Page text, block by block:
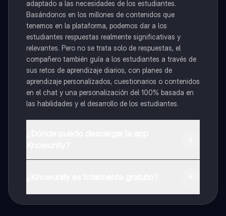
adaptado a las necesidades de los estudiantes.
Basándonos en los millones de contenidos que
tenemos en la plataforma, podemos dar a los
estudiantes respuestas realmente significativas y
relevantes. Pero no se trata solo de respuestas, el
compañero también guía a los estudiantes a través de
sus retos de aprendizaje diarios, con planes de
aprendizaje personalizados, cuestionarios o contenidos
en el chat y una personalización del 100% basada en
las habilidades y el desarrollo de los estudiantes.